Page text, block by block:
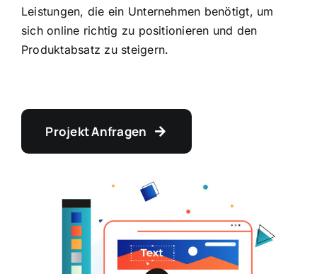
Leistungen, die ein Unternehmen benötigt, um
sich online richtig zu positionieren und den
Produktabsatz zu steigern.
Projekt Anfragen